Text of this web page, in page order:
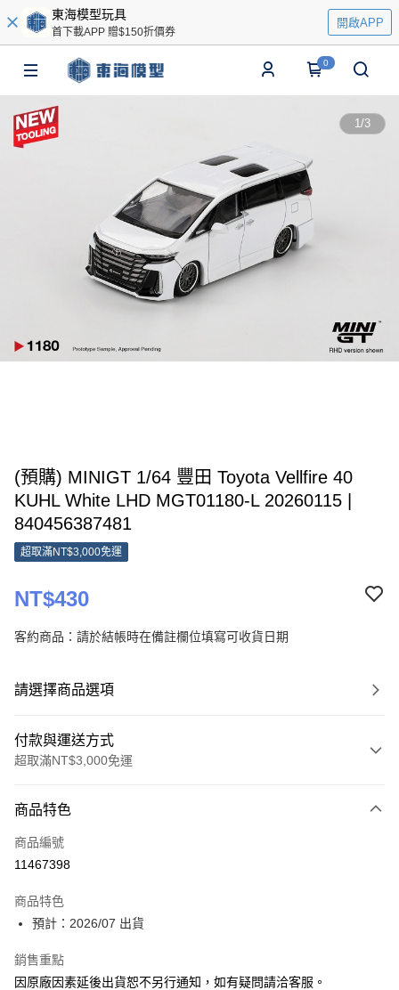
東海模型玩具
首下載APP 贈$150折價券
開啟APP
0
1/3
(預購) MINIGT 1/64 豐田 Toyota Vellfire 40
KUHL White LHD MGT01180-L 20260115 |
840456387481
超取滿NT$3,000免運
NT$430
客約商品：請於結帳時在備註欄位填寫可收貨日期
請選擇商品選項
付款與運送方式
超取滿NT$3,000免運
信用卡一次付款
超商取貨付款
大哥付你分期
【大哥付你分期使用說明】
1.本服務由台灣大哥大提供，台灣大哥大用戶可立即使用無須另外申請。
ATM付款
商品特色
商品編號
11467398
商品特色
預計：2026/07 出貨
銷售重點
因原廠因素延後出貨恕不另行通知，如有疑問請洽客服。